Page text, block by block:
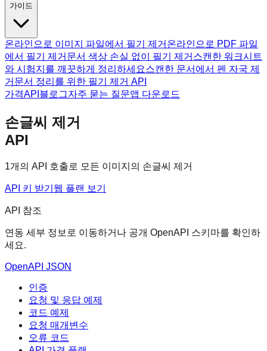
가이드
온라인으로 이미지 파일에서 필기 제거 온라인으로 PDF 파일
에서 필기 제거 문서 색상 손실 없이 필기 제거 스캔한 워크시트
와 시험지를 깨끗하게 정리하세요스캔한 문서에서 펜 자국 제
거 문서 정리를 위한 필기 제거 API
가격API 블로그자주 묻는 질문앱 다운로드
손글씨 제거
API
1개의 API 호출로 모든 이미지의 손글씨 제거
API 키 받기 웹 플랜 보기
API 참조
연동 세부 정보로 이동하거나 공개 OpenAPI 스키마를 확인하
세요.
OpenAPI JSON
인증
요청 및 응답 예제
코드 예제
요청 매개변수
오류 코드